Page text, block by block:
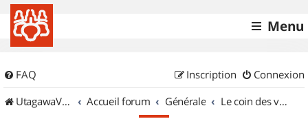
Menu
FAQ Connexion
Inscription
UtagawaVTT (Randos VTT et VTTAE avec traces GPS)
Accueil forum Générale Le coin des vidéastes